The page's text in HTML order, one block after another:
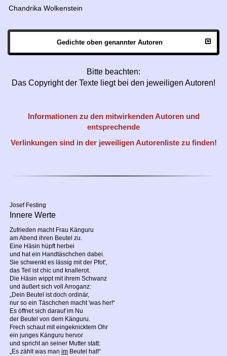
Chandrika Wolkenstein
Gedichte oben genannter Autoren
Bitte beachten:
Das Copyright der Texte liegt bei den jeweiligen Autoren!
Informationen zu den mitwirkenden Autoren und
entsprechende
Verlinkungen sind in der jeweiligen Autorenliste zu finden!
Josef Festing
Innere Werte
Zufrieden macht Frau Känguru
am Abend ihren Beutel zu.
Eine Häsin hüpft herbei
und hat ein Handtäschchen dabei.
Sie schwenkt es lässig mit der Pfot',
das Teil ist chic und knallerot.
Die Häsin wippt mit ihrem Schwanz
und äußert sich voll Arroganz:
„Dein Beutel ist doch ordinär,
nur so ein Täschchen macht 'was her!“
Es öffnet sich darauf im Nu
der Beutel von dem Känguru.
Frech schaut mit eingeknicktem Ohr
ein junges Känguru hervor
und spricht an seiner Mutter statt:
„Es zählt was man im Beutel hat!“